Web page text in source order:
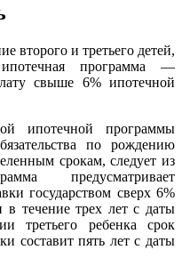
второго и третьего детей,
программа —
свыше 6% ипотечной
ипотечной программы
по рождению
срокам, следует из
предусматривает
государством сверх 6%
течение трех лет с даты
третьего ребенка срок
составит пять лет с даты